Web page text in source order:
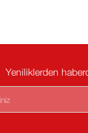
Yeniliklerden